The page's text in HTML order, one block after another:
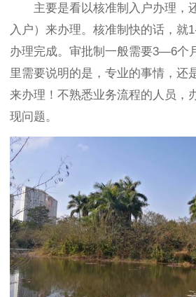
主要是看以核准制入户办理，
入户）来办理。核准制快的话，就
办理完成。审批制一般需要3—6个
里需要说明的是，专业的事情，还
来办理！不熟悉业务流程的人员，
现问题。